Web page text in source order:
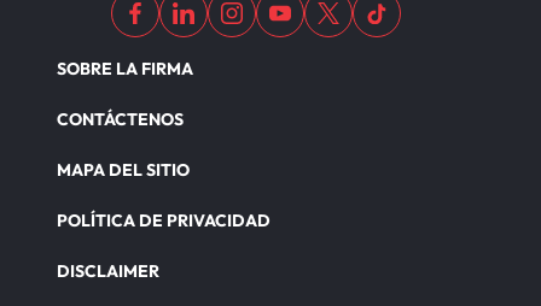
SOBRE LA FIRMA
CONTÁCTENOS
MAPA DEL SITIO
POLÍTICA DE PRIVACIDAD
DISCLAIMER